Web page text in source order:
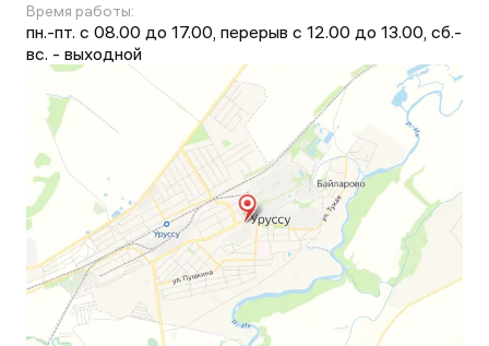
Время работы:
пн.-пт. с 08.00 до 17.00, перерыв с 12.00 до 13.00, сб.-
вс. - выходной